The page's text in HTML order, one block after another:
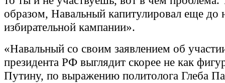
образом, Навальный капитулировал еще до
избирательной кампании».
«Навальный со своим заявлением об
президента РФ выглядит скорее не как
Путину, по выражению политолога Глеба